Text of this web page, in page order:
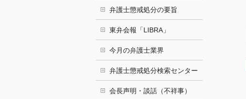
弁護士懲戒処分の要旨
東弁会報「LIBRA」
今月の弁護士業界
弁護士懲戒処分検索センター
会長声明・談話（不祥事）